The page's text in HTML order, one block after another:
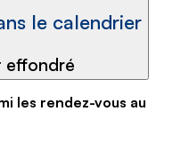
le calendrier
effondré
les rendez-vous au